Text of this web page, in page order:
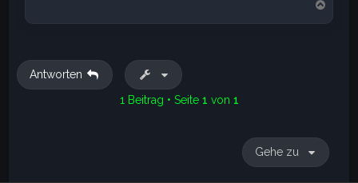
a
Antworten
1 Beitrag • Seite 1 von 1
Gehe zu